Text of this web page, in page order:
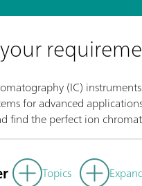
(IC)
for advanced
find the perfect ion
Topics